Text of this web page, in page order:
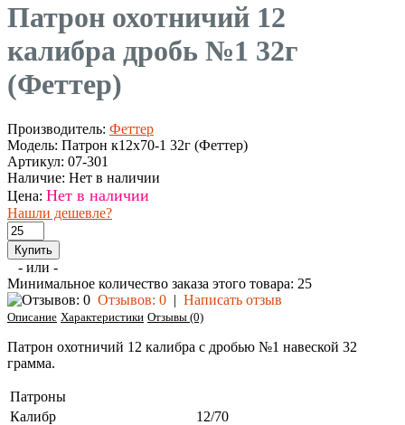
Патрон охотничий 12
калибра дробь №1 32г
(Феттер)
Производитель: Феттер
Модель: Патрон к12х70-1 32г (Феттер)
Артикул: 07-301
Наличие: Нет в наличии
Цена: Нет в наличии
Нашли дешевле?
- или -
Минимальное количество заказа этого товара: 25
Отзывов: 0 | Написать отзыв
Описание Характеристики Отзывы (0)
Патрон охотничий 12 калибра с дробью №1 навеской 32
грамма.
Патроны
Калибр
12/70